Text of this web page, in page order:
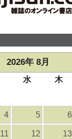
2026年 8月
水 木
4 5 6
11 12 13